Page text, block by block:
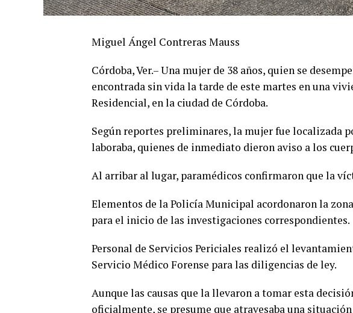
Miguel Ángel Contreras Mauss
Córdoba, Ver.– Una mujer de 38 años, quien se
encontrada sin vida la tarde de este martes en una
Residencial, en la ciudad de Córdoba.
Según reportes preliminares, la mujer fue localizada
laboraba, quienes de inmediato dieron aviso a los
Al arribar al lugar, paramédicos confirmaron que la
Elementos de la Policía Municipal acordonaron la
para el inicio de las investigaciones correspondientes.
Personal de Servicios Periciales realizó el
Servicio Médico Forense para las diligencias de ley.
Aunque las causas que la llevaron a tomar esta
oficialmente, se presume que atravesaba una